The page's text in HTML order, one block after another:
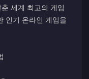
세계 최고의 게임
인기 온라인 게임을